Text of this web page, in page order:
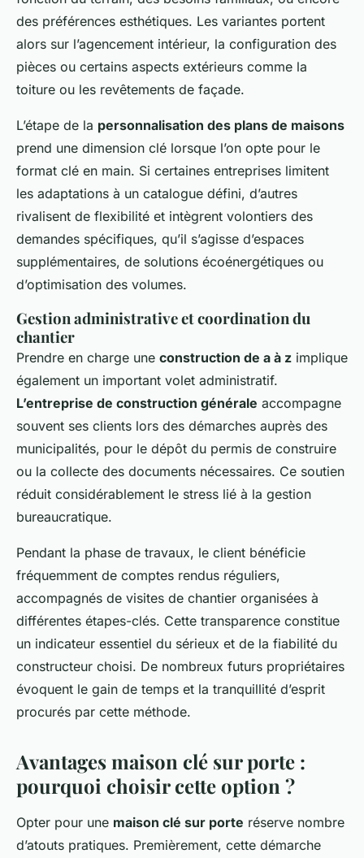
des préférences esthétiques. Les variantes portent
alors sur l’agencement intérieur, la configuration des
pièces ou certains aspects extérieurs comme la
toiture ou les revêtements de façade.
L’étape de la personnalisation des plans de maisons
prend une dimension clé lorsque l’on opte pour le
format clé en main. Si certaines entreprises limitent
les adaptations à un catalogue défini, d’autres
rivalisent de flexibilité et intègrent volontiers des
demandes spécifiques, qu’il s’agisse d’espaces
supplémentaires, de solutions écoénergétiques ou
d’optimisation des volumes.
Gestion administrative et coordination du
chantier
Prendre en charge une construction de a à z implique
également un important volet administratif.
L’entreprise de construction générale accompagne
souvent ses clients lors des démarches auprès des
municipalités, pour le dépôt du permis de construire
ou la collecte des documents nécessaires. Ce soutien
réduit considérablement le stress lié à la gestion
bureaucratique.
Pendant la phase de travaux, le client bénéficie
fréquemment de comptes rendus réguliers,
accompagnés de visites de chantier organisées à
différentes étapes-clés. Cette transparence constitue
un indicateur essentiel du sérieux et de la fiabilité du
constructeur choisi. De nombreux futurs propriétaires
évoquent le gain de temps et la tranquillité d’esprit
procurés par cette méthode.
Avantages maison clé sur porte :
pourquoi choisir cette option ?
Opter pour une maison clé sur porte réserve nombre
d’atouts pratiques. Premièrement, cette démarche